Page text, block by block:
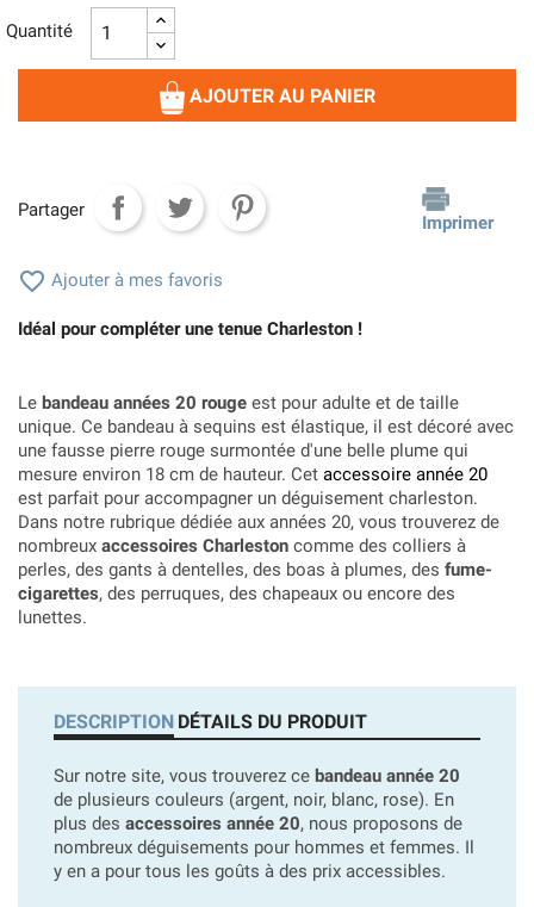
Quantité
AJOUTER AU PANIER
Partager
Imprimer
 Ajouter à mes favoris
Idéal pour compléter une tenue Charleston !
Le bandeau années 20 rouge est pour adulte et de taille
unique. Ce bandeau à sequins est élastique, il est décoré avec
une fausse pierre rouge surmontée d'une belle plume qui
mesure environ 18 cm de hauteur. Cet accessoire année 20
est parfait pour accompagner un déguisement charleston.
Dans notre rubrique dédiée aux années 20, vous trouverez de
nombreux accessoires Charleston comme des colliers à
perles, des gants à dentelles, des boas à plumes, des fume-
cigarettes, des perruques, des chapeaux ou encore des
lunettes.
DESCRIPTION DÉTAILS DU PRODUIT
Sur notre site, vous trouverez ce bandeau année 20
de plusieurs couleurs (argent, noir, blanc, rose). En
plus des accessoires année 20, nous proposons de
nombreux déguisements pour hommes et femmes. Il
y en a pour tous les goûts à des prix accessibles.